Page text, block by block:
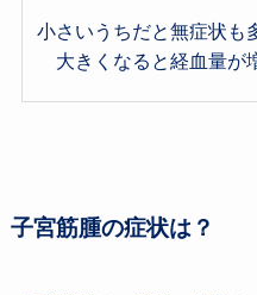
小さいうちだと無症状も
大きくなると経血量が
子宮筋腫の症状は？